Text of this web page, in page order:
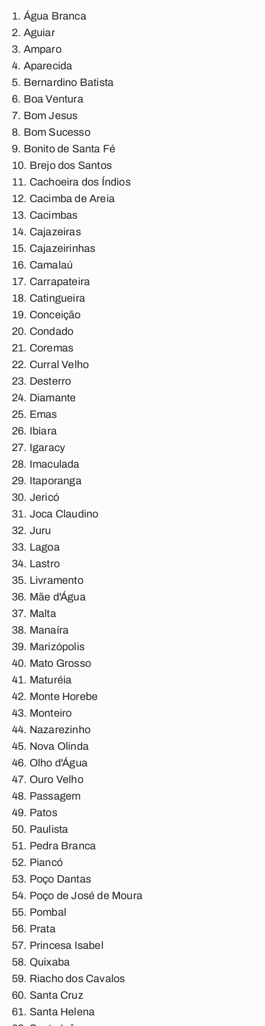
Água Branca
Aguiar
Amparo
Aparecida
Bernardino Batista
Boa Ventura
Bom Jesus
Bom Sucesso
Bonito de Santa Fé
Brejo dos Santos
Cachoeira dos Índios
Cacimba de Areia
Cacimbas
Cajazeiras
Cajazeirinhas
Camalaú
Carrapateira
Catingueira
Conceição
Condado
Coremas
Curral Velho
Desterro
Diamante
Emas
Ibiara
Igaracy
Imaculada
Itaporanga
Jericó
Joca Claudino
Juru
Lagoa
Lastro
Livramento
Mãe d'Água
Malta
Manaíra
Marizópolis
Mato Grosso
Maturéia
Monte Horebe
Monteiro
Nazarezinho
Nova Olinda
Olho d'Água
Ouro Velho
Passagem
Patos
Paulista
Pedra Branca
Piancó
Poço Dantas
Poço de José de Moura
Pombal
Prata
Princesa Isabel
Quixaba
Riacho dos Cavalos
Santa Cruz
Santa Helena